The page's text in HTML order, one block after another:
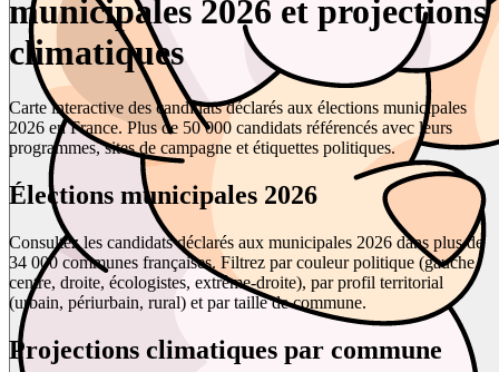
municipales 2026 et projections
climatiques
Carte interactive des candidats déclarés aux élections municipales
2026 en France. Plus de 50 000 candidats référencés avec leurs
programmes, sites de campagne et étiquettes politiques.
Élections municipales 2026
Consultez les candidats déclarés aux municipales 2026 dans plus de
34 000 communes françaises. Filtrez par couleur politique (gauche,
centre, droite, écologistes, extrême-droite), par profil territorial
(urbain, périurbain, rural) et par taille de commune.
Projections climatiques par commune